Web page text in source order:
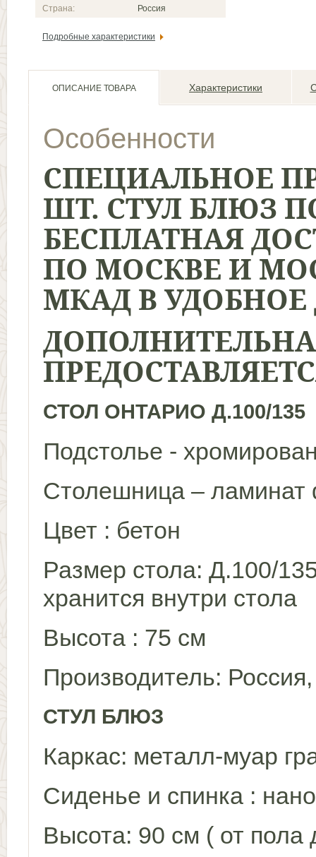
Страна:
Россия
Подробные характеристики
ОПИСАНИЕ ТОВАРА Характеристики
Особенности
СПЕЦИАЛЬНОЕ
ШТ. СТУЛ БЛЮЗ
БЕСПЛАТНАЯ
ПО МОСКВЕ И
МКАД В УДОБНОЕ
СТОЛ ОНТАРИО Д.100/135
Подстолье -
Столешница –
Цвет : бетон
Размер стола: Д.100/
хранится внутри стола
Высота : 75 см
Производитель:
СТУЛ БЛЮЗ
Каркас: металл-муар
Сиденье и спинка :
Высота: 90 см ( от пола